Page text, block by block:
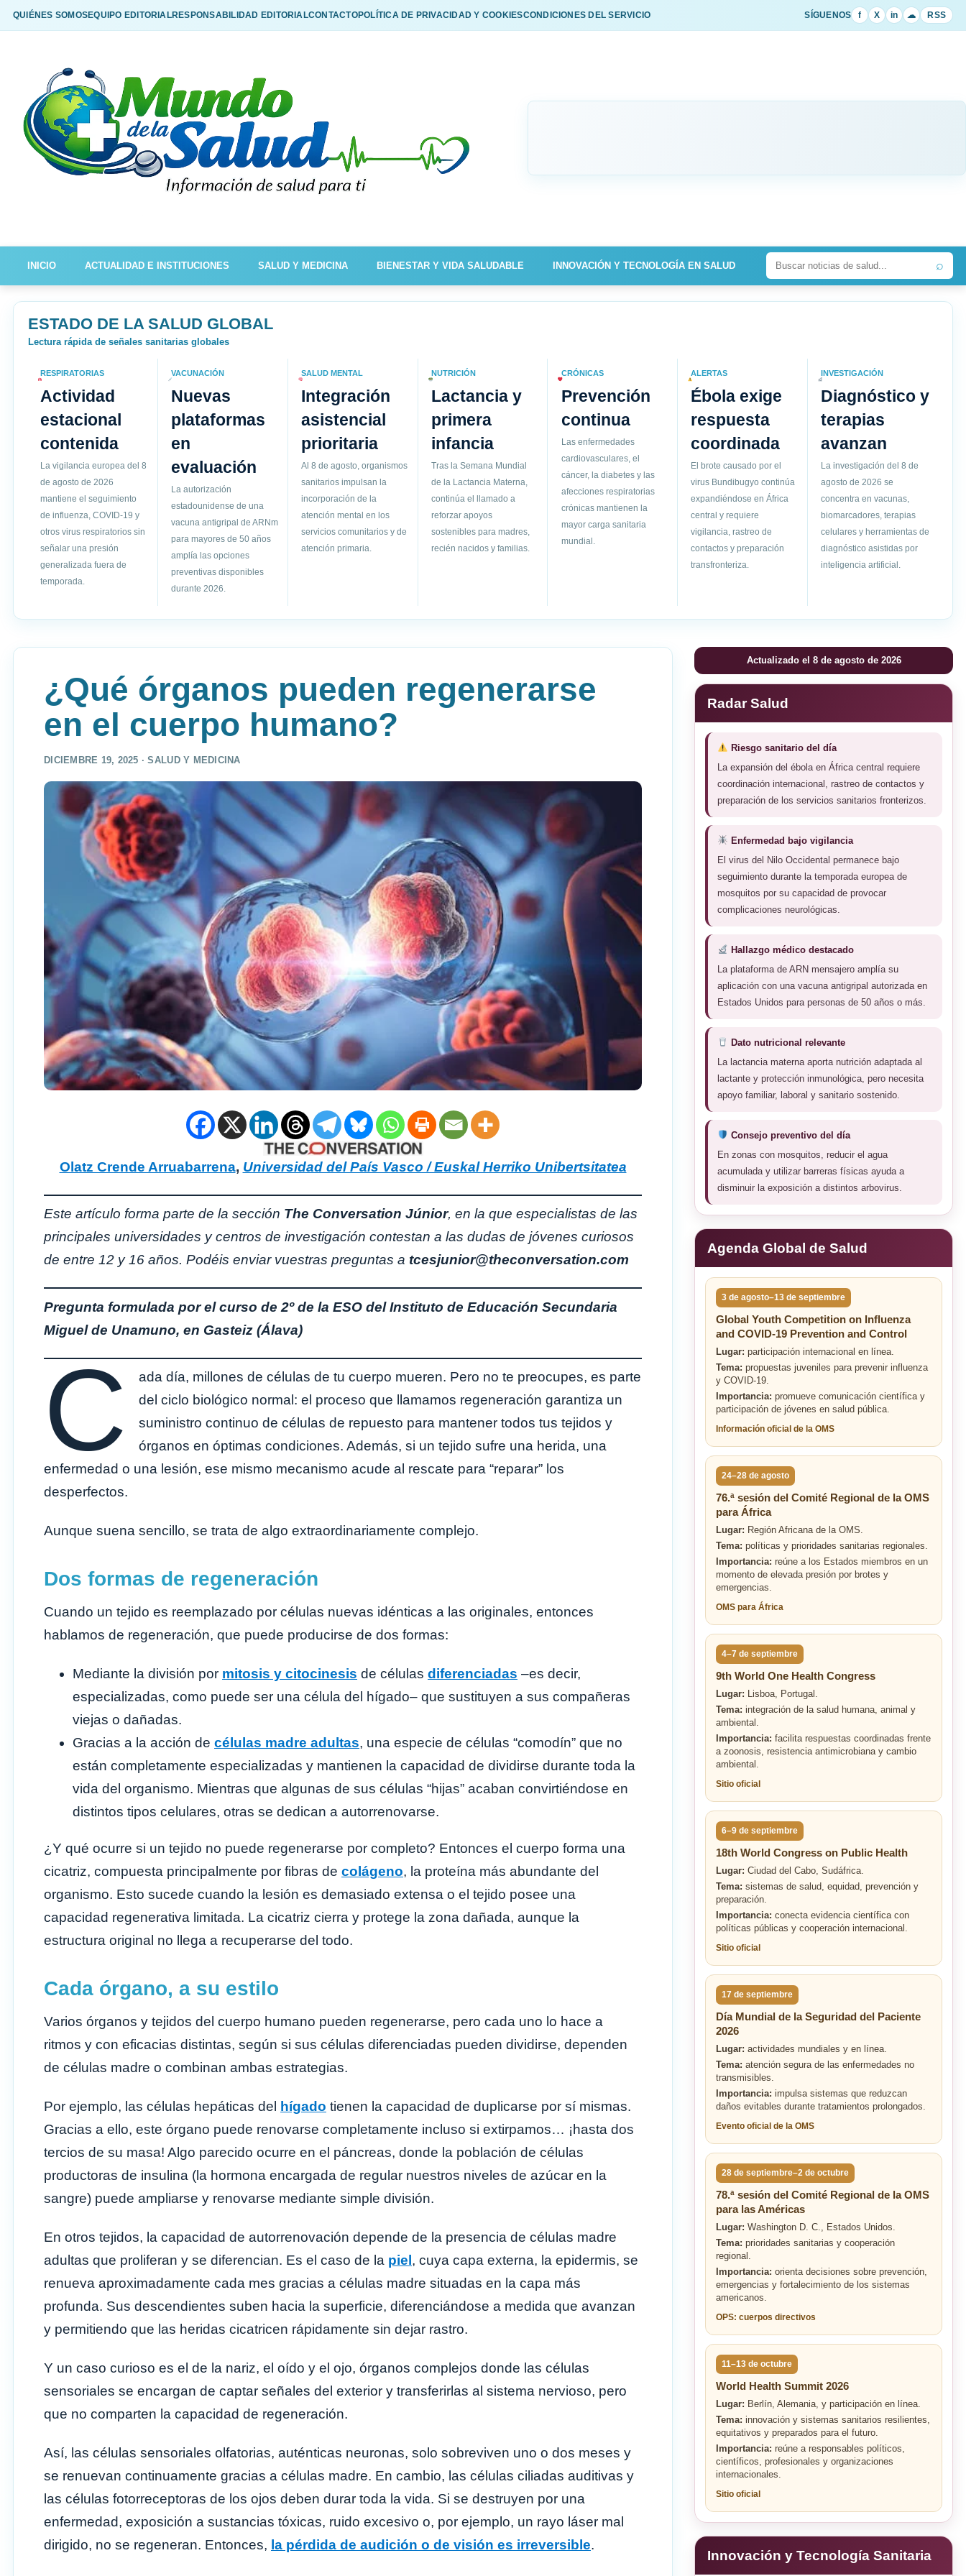
QUIÉNES SOMOSEQUIPO EDITORIALRESPONSABILIDAD EDITORIALCONTACTOPOLÍTICA DE PRIVACIDAD Y COOKIESCONDICIONES DEL SERVICIO SÍGUENOS f X in ☁ RSS
INICIO ACTUALIDAD E INSTITUCIONES SALUD Y MEDICINA BIENESTAR Y VIDA SALUDABLE INNOVACIÓN Y TECNOLOGÍA EN SALUD ⌕
ESTADO DE LA SALUD GLOBAL
Lectura rápida de señales sanitarias globales
RESPIRATORIAS
Actividad
estacional
contenida
La vigilancia europea del 8
de agosto de 2026
mantiene el seguimiento
de influenza, COVID-19 y
otros virus respiratorios sin
señalar una presión
generalizada fuera de
temporada.
VACUNACIÓN
Nuevas
plataformas
en
evaluación
La autorización
estadounidense de una
vacuna antigripal de ARNm
para mayores de 50 años
amplía las opciones
preventivas disponibles
durante 2026.
SALUD MENTAL
Integración
asistencial
prioritaria
Al 8 de agosto, organismos
sanitarios impulsan la
incorporación de la
atención mental en los
servicios comunitarios y de
atención primaria.
NUTRICIÓN
Lactancia y
primera
infancia
Tras la Semana Mundial
de la Lactancia Materna,
continúa el llamado a
reforzar apoyos
sostenibles para madres,
recién nacidos y familias.
CRÓNICAS
Prevención
continua
Las enfermedades
cardiovasculares, el
cáncer, la diabetes y las
afecciones respiratorias
crónicas mantienen la
mayor carga sanitaria
mundial.
ALERTAS
Ébola exige
respuesta
coordinada
El brote causado por el
virus Bundibugyo continúa
expandiéndose en África
central y requiere
vigilancia, rastreo de
contactos y preparación
transfronteriza.
INVESTIGACIÓN
Diagnóstico y
terapias
avanzan
La investigación del 8 de
agosto de 2026 se
concentra en vacunas,
biomarcadores, terapias
celulares y herramientas de
diagnóstico asistidas por
inteligencia artificial.
¿Qué órganos pueden regenerarse
en el cuerpo humano?
DICIEMBRE 19, 2025 ·SALUD Y MEDICINA
Olatz Crende Arruabarrena, Universidad del País Vasco / Euskal Herriko Unibertsitatea
Este artículo forma parte de la sección The Conversation Júnior, en la que especialistas de las
principales universidades y centros de investigación contestan a las dudas de jóvenes curiosos
de entre 12 y 16 años. Podéis enviar vuestras preguntas a tcesjunior@theconversation.com
Pregunta formulada por el curso de 2º de la ESO del Instituto de Educación Secundaria
Miguel de Unamuno, en Gasteiz (Álava)
C
ada día, millones de células de tu cuerpo mueren. Pero no te preocupes, es parte
del ciclo biológico normal: el proceso que llamamos regeneración garantiza un
suministro continuo de células de repuesto para mantener todos tus tejidos y
órganos en óptimas condiciones. Además, si un tejido sufre una herida, una
enfermedad o una lesión, ese mismo mecanismo acude al rescate para “reparar” los
desperfectos.
Aunque suena sencillo, se trata de algo extraordinariamente complejo.
Dos formas de regeneración
Cuando un tejido es reemplazado por células nuevas idénticas a las originales, entonces
hablamos de regeneración, que puede producirse de dos formas:
Mediante la división por mitosis y citocinesis de células diferenciadas –es decir,
especializadas, como puede ser una célula del hígado– que sustituyen a sus compañeras
viejas o dañadas.
Gracias a la acción de células madre adultas, una especie de células “comodín” que no
están completamente especializadas y mantienen la capacidad de dividirse durante toda la
vida del organismo. Mientras que algunas de sus células “hijas” acaban convirtiéndose en
distintos tipos celulares, otras se dedican a autorrenovarse.
¿Y qué ocurre si un tejido no puede regenerarse por completo? Entonces el cuerpo forma una
cicatriz, compuesta principalmente por fibras de colágeno, la proteína más abundante del
organismo. Esto sucede cuando la lesión es demasiado extensa o el tejido posee una
capacidad regenerativa limitada. La cicatriz cierra y protege la zona dañada, aunque la
estructura original no llega a recuperarse del todo.
Cada órgano, a su estilo
Varios órganos y tejidos del cuerpo humano pueden regenerarse, pero cada uno lo hace a
ritmos y con eficacias distintas, según si sus células diferenciadas pueden dividirse, dependen
de células madre o combinan ambas estrategias.
Por ejemplo, las células hepáticas del hígado tienen la capacidad de duplicarse por sí mismas.
Gracias a ello, este órgano puede renovarse completamente incluso si extirpamos… ¡hasta dos
tercios de su masa! Algo parecido ocurre en el páncreas, donde la población de células
productoras de insulina (la hormona encargada de regular nuestros niveles de azúcar en la
sangre) puede ampliarse y renovarse mediante simple división.
En otros tejidos, la capacidad de autorrenovación depende de la presencia de células madre
adultas que proliferan y se diferencian. Es el caso de la piel , cuya capa externa, la epidermis, se
renueva aproximadamente cada mes gracias a células madre situadas en la capa más
profunda. Sus descendientes suben hacia la superficie, diferenciándose a medida que avanzan
y permitiendo que las heridas cicatricen rápidamente sin dejar rastro.
Y un caso curioso es el de la nariz, el oído y el ojo, órganos complejos donde las células
sensoriales se encargan de captar señales del exterior y transferirlas al sistema nervioso, pero
que no comparten la capacidad de regeneración.
Así, las células sensoriales olfatorias, auténticas neuronas, solo sobreviven uno o dos meses y
se renuevan continuamente gracias a células madre. En cambio, las células ciliadas auditivas y
las células fotorreceptoras de los ojos deben durar toda la vida. Si se destruyen por una
enfermedad, exposición a sustancias tóxicas, ruido excesivo o, por ejemplo, un rayo láser mal
dirigido, no se regeneran. Entonces, la pérdida de audición o de visión es irreversible.
Actualizado el 8 de agosto de 2026
Radar Salud
Riesgo sanitario del día
La expansión del ébola en África central requiere
coordinación internacional, rastreo de contactos y
preparación de los servicios sanitarios fronterizos.
Enfermedad bajo vigilancia
El virus del Nilo Occidental permanece bajo
seguimiento durante la temporada europea de
mosquitos por su capacidad de provocar
complicaciones neurológicas.
Hallazgo médico destacado
La plataforma de ARN mensajero amplía su
aplicación con una vacuna antigripal autorizada en
Estados Unidos para personas de 50 años o más.
Dato nutricional relevante
La lactancia materna aporta nutrición adaptada al
lactante y protección inmunológica, pero necesita
apoyo familiar, laboral y sanitario sostenido.
Consejo preventivo del día
En zonas con mosquitos, reducir el agua
acumulada y utilizar barreras físicas ayuda a
disminuir la exposición a distintos arbovirus.
Agenda Global de Salud
3 de agosto–13 de septiembre
Global Youth Competition on Influenza
and COVID-19 Prevention and Control
Lugar: participación internacional en línea.
Tema: propuestas juveniles para prevenir influenza
y COVID-19.
Importancia: promueve comunicación científica y
participación de jóvenes en salud pública.
Información oficial de la OMS
24–28 de agosto
76.ª sesión del Comité Regional de la OMS
para África
Lugar: Región Africana de la OMS.
Tema: políticas y prioridades sanitarias regionales.
Importancia: reúne a los Estados miembros en un
momento de elevada presión por brotes y
emergencias.
OMS para África
4–7 de septiembre
9th World One Health Congress
Lugar: Lisboa, Portugal.
Tema: integración de la salud humana, animal y
ambiental.
Importancia: facilita respuestas coordinadas frente
a zoonosis, resistencia antimicrobiana y cambio
ambiental.
Sitio oficial
6–9 de septiembre
18th World Congress on Public Health
Lugar: Ciudad del Cabo, Sudáfrica.
Tema: sistemas de salud, equidad, prevención y
preparación.
Importancia: conecta evidencia científica con
políticas públicas y cooperación internacional.
Sitio oficial
17 de septiembre
Día Mundial de la Seguridad del Paciente
2026
Lugar: actividades mundiales y en línea.
Tema: atención segura de las enfermedades no
transmisibles.
Importancia: impulsa sistemas que reduzcan
daños evitables durante tratamientos prolongados.
Evento oficial de la OMS
28 de septiembre–2 de octubre
78.ª sesión del Comité Regional de la OMS
para las Américas
Lugar: Washington D. C., Estados Unidos.
Tema: prioridades sanitarias y cooperación
regional.
Importancia: orienta decisiones sobre prevención,
emergencias y fortalecimiento de los sistemas
americanos.
OPS: cuerpos directivos
11–13 de octubre
World Health Summit 2026
Lugar: Berlín, Alemania, y participación en línea.
Tema: innovación y sistemas sanitarios resilientes,
equitativos y preparados para el futuro.
Importancia: reúne a responsables políticos,
científicos, profesionales y organizaciones
internacionales.
Sitio oficial
Innovación y Tecnología Sanitaria